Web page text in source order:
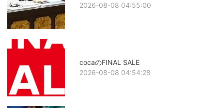
2026-08-08 04:55:00
cocaのFINAL SALE
2026-08-08 04:54:28